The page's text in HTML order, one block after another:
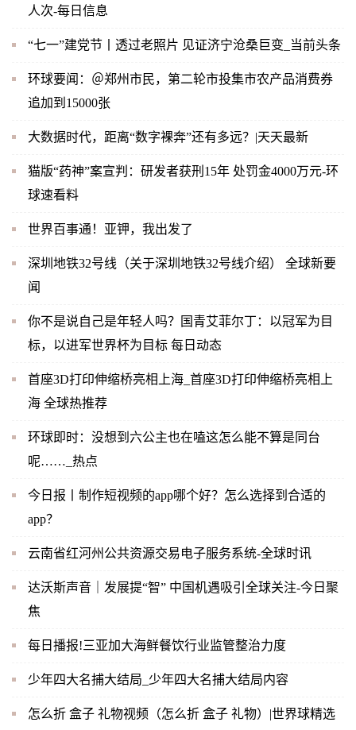
人次-每日信息
“七一”建党节丨透过老照片 见证济宁沧桑巨变_当前头条
环球要闻：＠郑州市民，第二轮市投集市农产品消费券
追加到15000张
大数据时代，距离“数字裸奔”还有多远？|天天最新
猫版“药神”案宣判：研发者获刑15年 处罚金4000万元-环
球速看料
世界百事通！亚钾，我出发了
深圳地铁32号线（关于深圳地铁32号线介绍） 全球新要
闻
你不是说自己是年轻人吗？国青艾菲尔丁：以冠军为目
标，以进军世界杯为目标 每日动态
首座3D打印伸缩桥亮相上海_首座3D打印伸缩桥亮相上
海 全球热推荐
环球即时：没想到六公主也在嗑这怎么能不算是同台
呢……_热点
今日报丨制作短视频的app哪个好？怎么选择到合适的
app？
云南省红河州公共资源交易电子服务系统-全球时讯
达沃斯声音｜发展提“智” 中国机遇吸引全球关注-今日聚
焦
每日播报!三亚加大海鲜餐饮行业监管整治力度
少年四大名捕大结局_少年四大名捕大结局内容
怎么折 盒子 礼物视频（怎么折 盒子 礼物）|世界球精选